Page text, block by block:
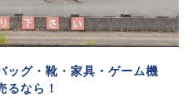
ッグ・靴・家具・ゲーム機
るなら！